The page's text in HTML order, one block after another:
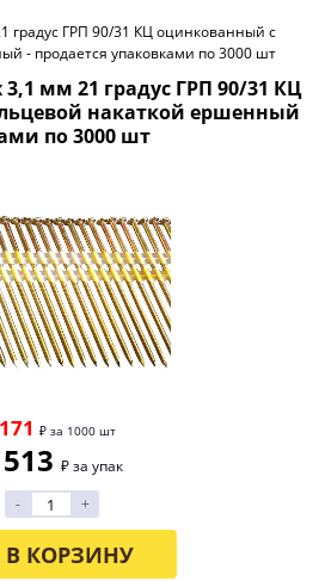
градус ГРП 90/31 КЦ оцинкованный с
- продается упаковками по 3000 шт
мм 21 градус ГРП 90/31 КЦ
накаткой ершенный
по 3000 шт
₽ за 1000 шт
₽ за упак
-
+
В КОРЗИНУ